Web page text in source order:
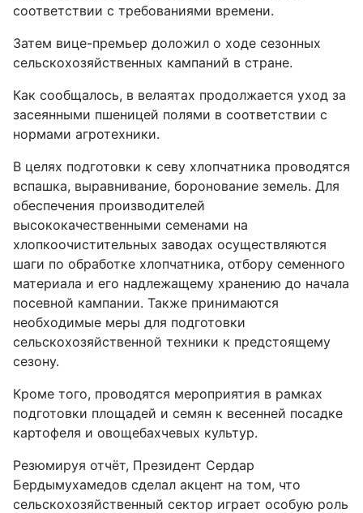
соответствии с требованиями времени.
Затем вице-премьер доложил о ходе сезонных
сельскохозяйственных кампаний в стране.
Как сообщалось, в велаятах продолжается уход за
засеянными пшеницей полями в соответствии с
нормами агротехники.
В целях подготовки к севу хлопчатника проводятся
вспашка, выравнивание, боронование земель. Для
обеспечения производителей
высококачественными семенами на
хлопкоочистительных заводах осуществляются
шаги по обработке хлопчатника, отбору семенного
материала и его надлежащему хранению до начала
посевной кампании. Также принимаются
необходимые меры для подготовки
сельскохозяйственной техники к предстоящему
сезону.
Кроме того, проводятся мероприятия в рамках
подготовки площадей и семян к весенней посадке
картофеля и овощебахчевых культур.
Резюмируя отчёт, Президент Сердар
Бердымухамедов сделал акцент на том, что
сельскохозяйственный сектор играет особую роль